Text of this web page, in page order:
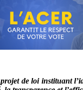
de loi instituant